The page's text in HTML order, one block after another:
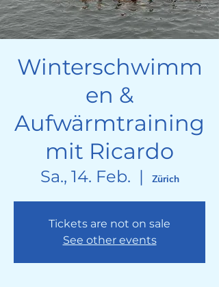
Winterschwimm
en &
Aufwärmtraining
mit Ricardo
Sa., 14. Feb.
  |
Zürich
Tickets are not on sale
See other events